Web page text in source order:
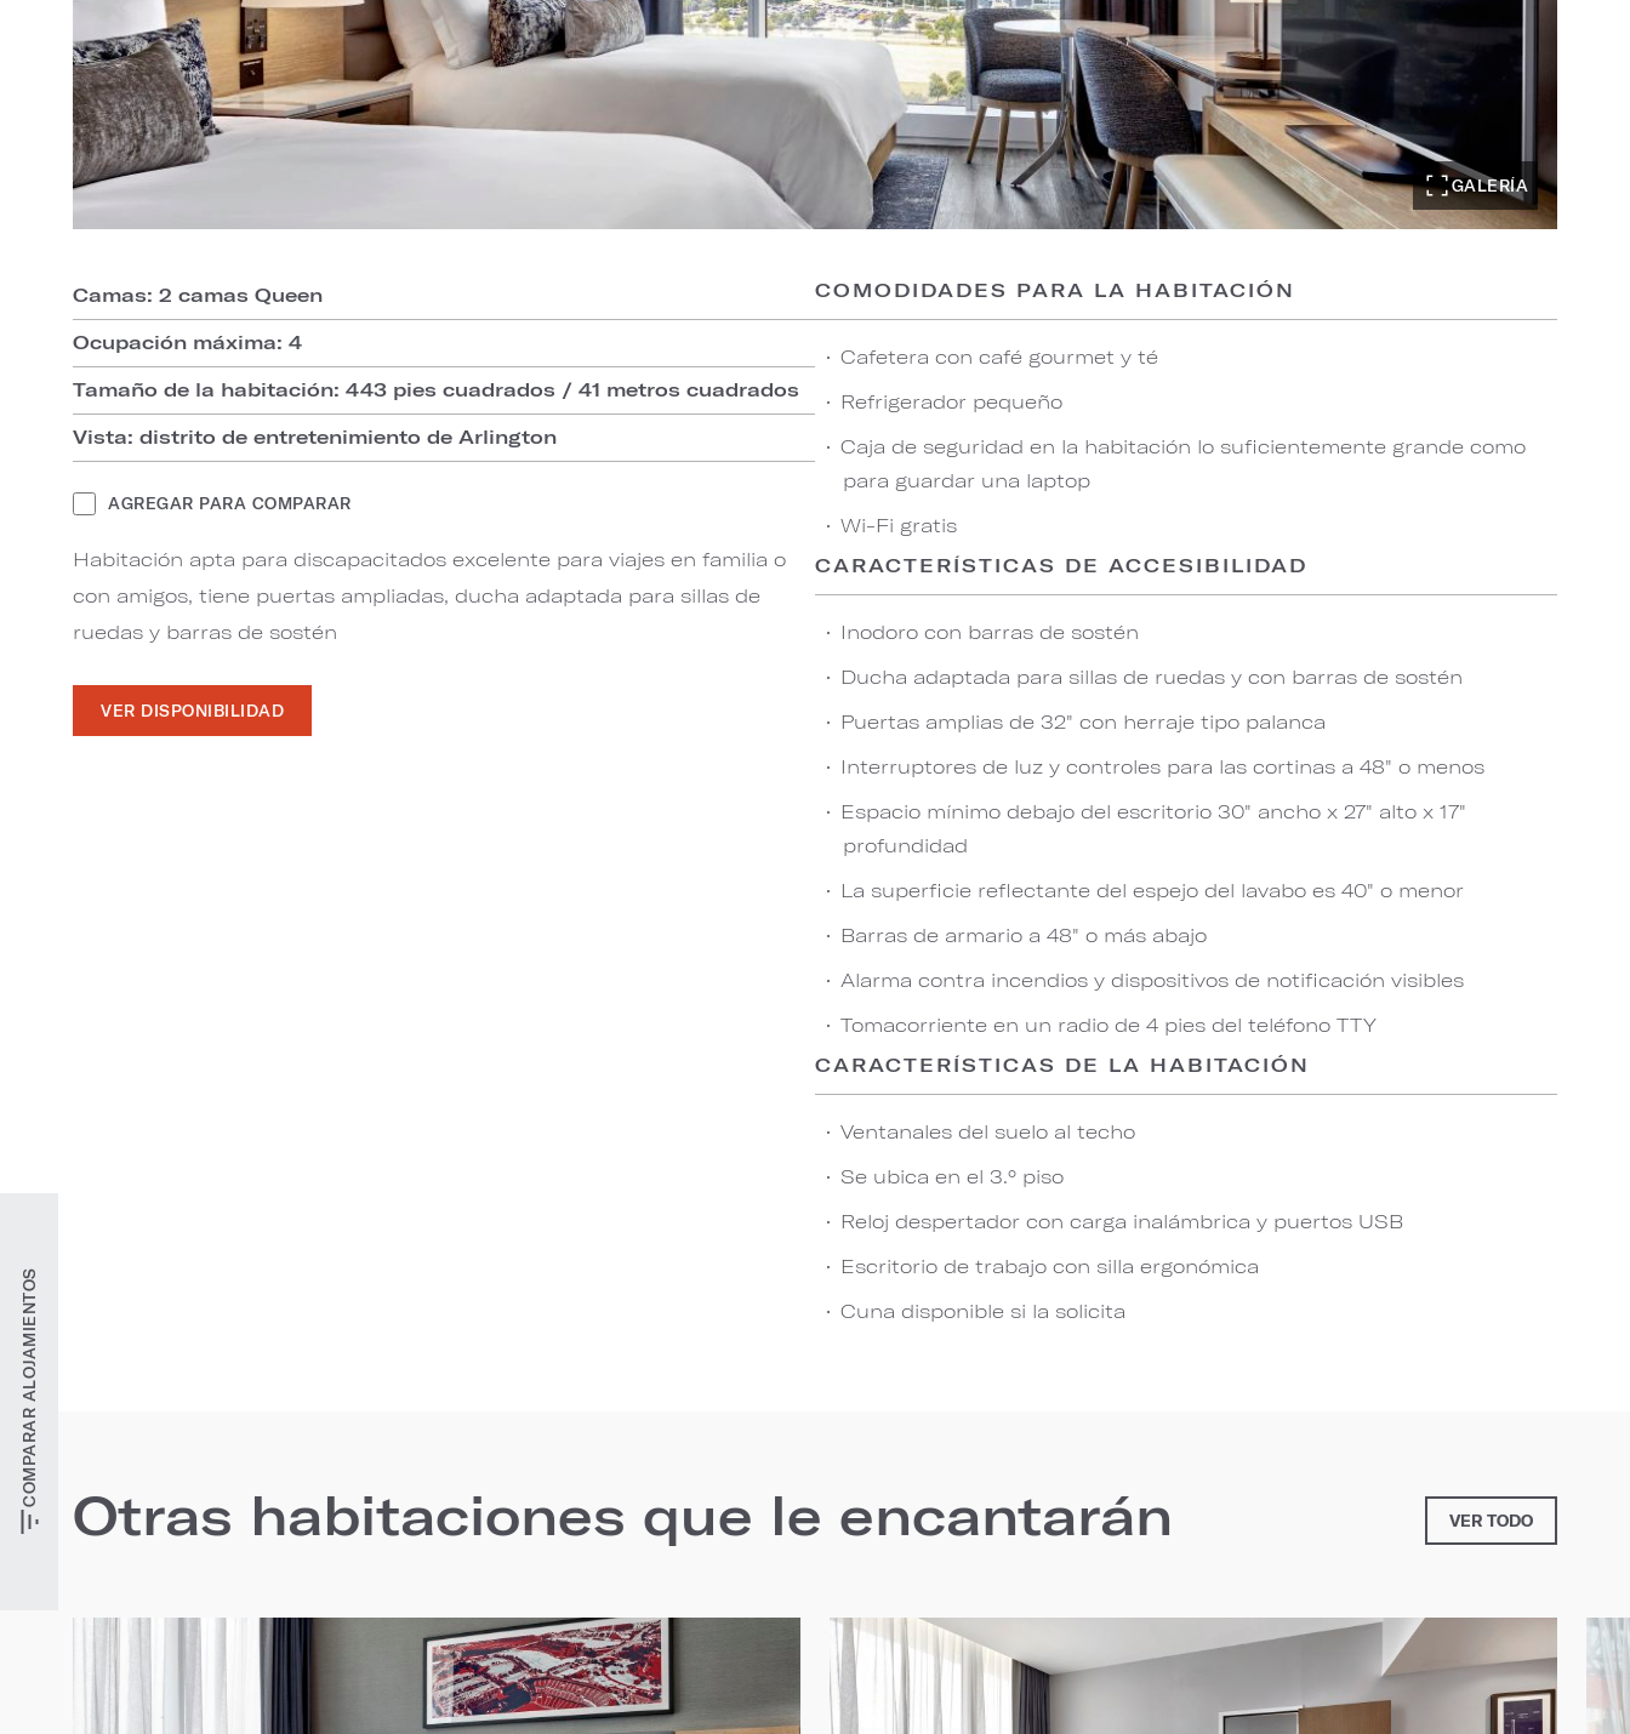
COMPARAR ALOJAMIENTOS
GALERÍA
Camas: 2 camas Queen
Ocupación máxima: 4
Tamaño de la habitación: 443 pies cuadrados / 41 metros cuadrados
Vista: distrito de entretenimiento de Arlington
AGREGAR PARA COMPARAR
Habitación apta para discapacitados excelente para viajes en familia o
con amigos, tiene puertas ampliadas, ducha adaptada para sillas de
ruedas y barras de sostén
VER DISPONIBILIDAD
COMODIDADES PARA LA HABITACIÓN
Cafetera con café gourmet y té
Refrigerador pequeño
Caja de seguridad en la habitación lo suficientemente grande como
para guardar una laptop
Wi-Fi gratis
CARACTERÍSTICAS DE ACCESIBILIDAD
Inodoro con barras de sostén
Ducha adaptada para sillas de ruedas y con barras de sostén
Puertas amplias de 32" con herraje tipo palanca
Interruptores de luz y controles para las cortinas a 48" o menos
Espacio mínimo debajo del escritorio 30" ancho x 27" alto x 17"
profundidad
La superficie reflectante del espejo del lavabo es 40" o menor
Barras de armario a 48" o más abajo
Alarma contra incendios y dispositivos de notificación visibles
Tomacorriente en un radio de 4 pies del teléfono TTY
CARACTERÍSTICAS DE LA HABITACIÓN
Ventanales del suelo al techo
Se ubica en el 3.° piso
Reloj despertador con carga inalámbrica y puertos USB
Escritorio de trabajo con silla ergonómica
Cuna disponible si la solicita
Otras habitaciones que le encantarán VER TODO